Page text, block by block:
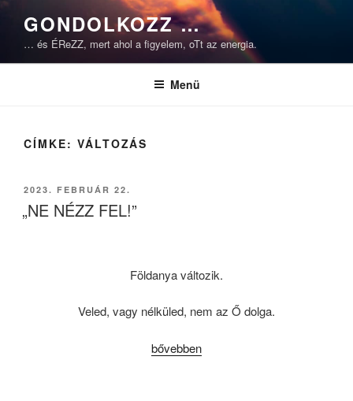
Tartalomhoz
GONDOLKOZZ …
… és ÉReZZ, mert ahol a figyelem, oTt az energia.
Menü
CÍMKE: VÁLTOZÁS
BEKÜLDVE:
2023. FEBRUÁR 22.
„NE NÉZZ FEL!”
Földanya változik.
Veled, vagy nélküled, nem az Ő dolga.
„„NE
bővebben